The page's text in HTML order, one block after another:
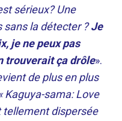
sérieux? Une
sans la détecter ?Je
je ne peux pas
trouverait ça drôle».
de plus en plus
Kaguya-sama: Love
tellement dispersée